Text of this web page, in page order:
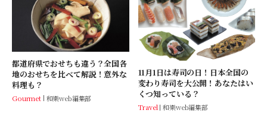
都道府県でおせちも違う？全国各
地のおせちを比べて解説！意外な
料理も？
Gourmet 和樂web編集部
11月1日は寿司の日！日本全国の
変わり寿司を大公開！あなたはい
くつ知っている？
Travel 和樂web編集部